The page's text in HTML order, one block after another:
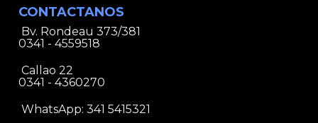
CONTACTANOS
Bv. Rondeau 373/381
0341 - 4559518
Callao 22
0341 - 4360270
WhatsApp: 341 5415321